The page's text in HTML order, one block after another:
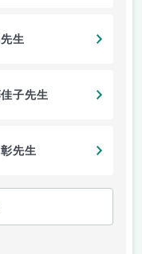
生
子先生
先生